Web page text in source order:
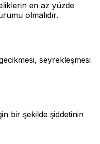
en az yüzde
olmalıdır.
seyrekleşmesi
bir şekilde şiddetinin